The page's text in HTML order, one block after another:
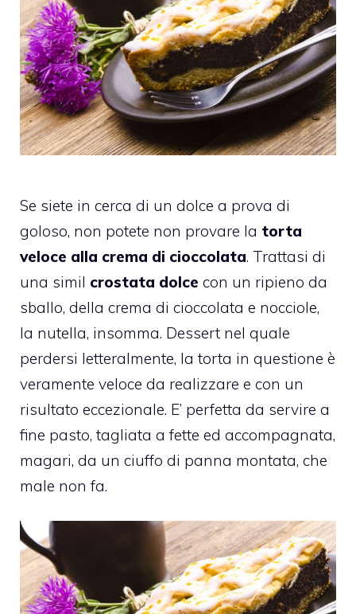
Se siete in cerca di un dolce a prova di
goloso, non potete non provare la torta
veloce alla crema di cioccolata. Trattasi di
una simil crostata dolce con un ripieno da
sballo, della crema di cioccolata e nocciole,
la nutella, insomma. Dessert nel quale
perdersi letteralmente, la torta in questione è
veramente veloce da realizzare e con un
risultato eccezionale. E’ perfetta da servire a
fine pasto, tagliata a fette ed accompagnata,
magari, da un ciuffo di panna montata, che
male non fa.